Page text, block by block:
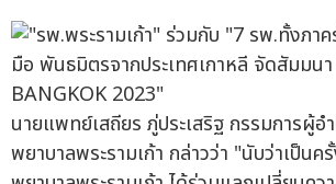
นายแพทย์เสถียร ภู่ประเสริฐ กรรมการผู้อ
พยาบาลพระรามเก้า กล่าวว่า "นับว่าเป็นค